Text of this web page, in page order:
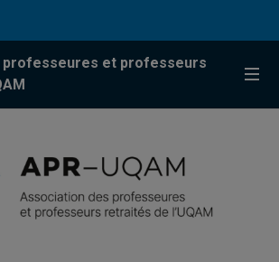
professeures et professeurs
Menu